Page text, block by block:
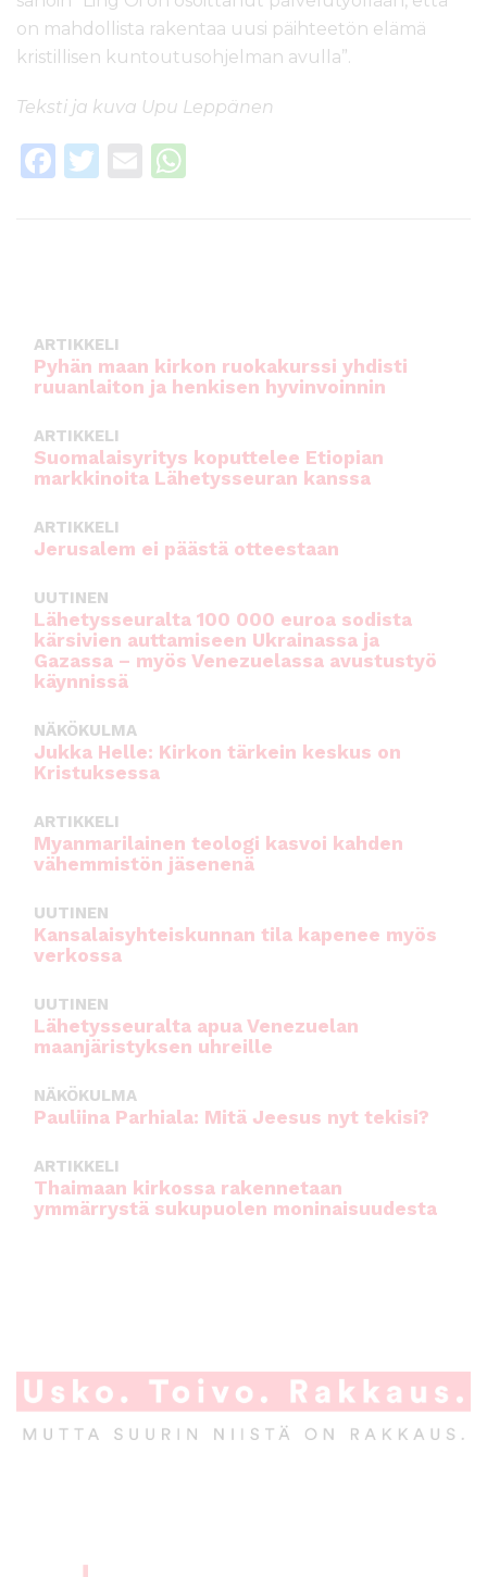
on mahdollista rakentaa uusi päihteetön elämä
kristillisen kuntoutusohjelman avulla”.
Teksti ja kuva Upu Leppänen
F
o
o
k
T
E
p
ARTIKKELI
Pyhän maan kirkon ruokakurssi yhdisti
ruuanlaiton ja henkisen hyvinvoinnin
ARTIKKELI
Suomalaisyritys koputtelee Etiopian
markkinoita Lähetysseuran kanssa
ARTIKKELI
Jerusalem ei päästä otteestaan
UUTINEN
Lähetysseuralta 100 000 euroa sodista
kärsivien auttamiseen Ukrainassa ja
Gazassa – myös Venezuelassa avustustyö
käynnissä
NÄKÖKULMA
Jukka Helle: Kirkon tärkein keskus on
Kristuksessa
ARTIKKELI
Myanmarilainen teologi kasvoi kahden
vähemmistön jäsenenä
UUTINEN
Kansalaisyhteiskunnan tila kapenee myös
verkossa
UUTINEN
Lähetysseuralta apua Venezuelan
maanjäristyksen uhreille
NÄKÖKULMA
Pauliina Parhiala: Mitä Jeesus nyt tekisi?
ARTIKKELI
Thaimaan kirkossa rakennetaan
ymmärrystä sukupuolen moninaisuudesta